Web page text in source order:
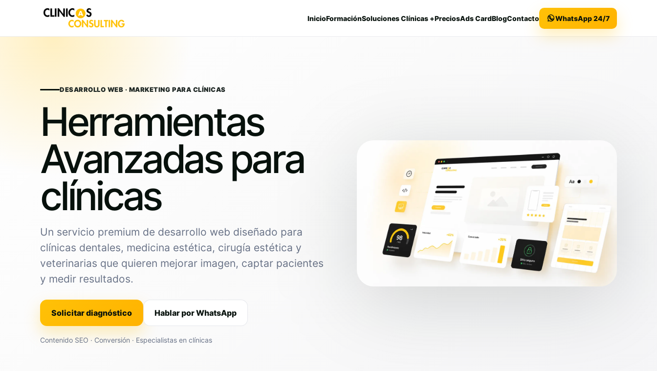
InicioFormaciónSoluciones Clínicas +PreciosAds CardBlogContacto WhatsApp 24/7
DESARROLLO WEB · MARKETING PARA CLÍNICAS
Herramientas
Avanzadas para
clínicas
Un servicio premium de desarrollo web diseñado para
clínicas dentales, medicina estética, cirugía estética y
veterinarias que quieren mejorar imagen, captar pacientes
y medir resultados.
Solicitar diagnóstico Hablar por WhatsApp
Contenido SEO · Conversión · Especialistas en clínicas